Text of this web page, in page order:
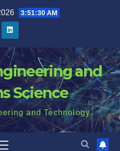
3:51:31 AM
and
Science
and Technology